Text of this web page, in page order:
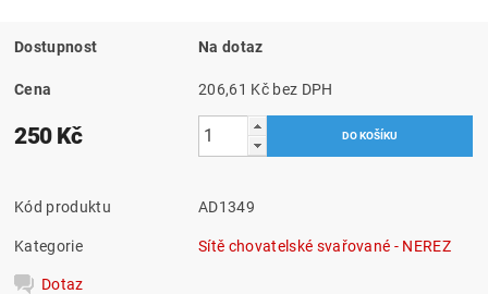
Dostupnost Na dotaz
Cena 206,61 Kč bez DPH
250 Kč
Kód produktu AD1349
Kategorie Sítě chovatelské svařované - NEREZ
Dotaz